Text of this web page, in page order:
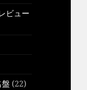
ビュー
(22)